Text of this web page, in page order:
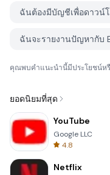
คุณพบคำแนะนำนี้มีประโยชน์ห
ยอดนิยมที่สุด
YouTube
Google LLC
4.8
Netflix